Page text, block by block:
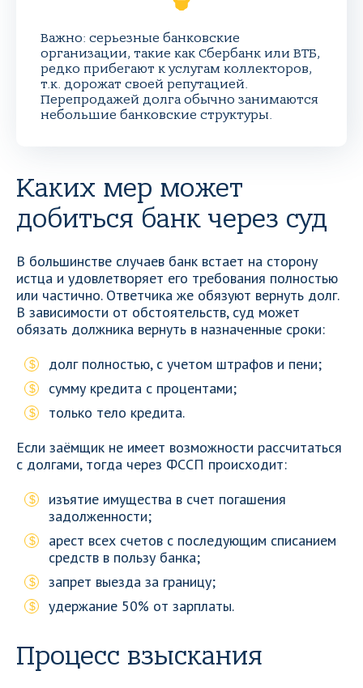
Важно: серьезные банковские
организации, такие как Сбербанк или ВТБ,
редко прибегают к услугам коллекторов,
т.к. дорожат своей репутацией.
Перепродажей долга обычно занимаются
небольшие банковские структуры.
Каких мер может
добиться банк через суд
В большинстве случаев банк встает на сторону
истца и удовлетворяет его требования полностью
или частично. Ответчика же обязуют вернуть долг.
В зависимости от обстоятельств, суд может
обязать должника вернуть в назначенные сроки:
долг полностью, с учетом штрафов и пени;
сумму кредита с процентами;
только тело кредита.
Если заёмщик не имеет возможности рассчитаться
с долгами, тогда через ФССП происходит:
изъятие имущества в счет погашения
задолженности;
арест всех счетов с последующим списанием
средств в пользу банка;
запрет выезда за границу;
удержание 50% от зарплаты.
Процесс взыскания